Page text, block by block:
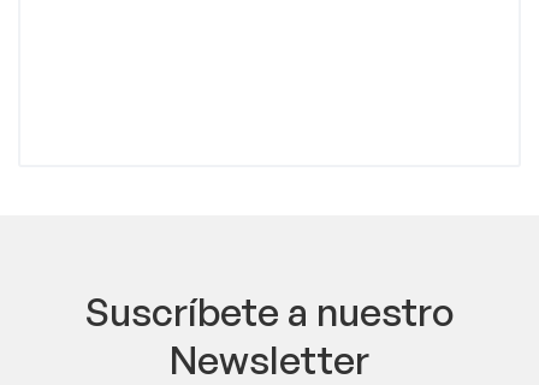
Suscríbete a nuestro
Newsletter